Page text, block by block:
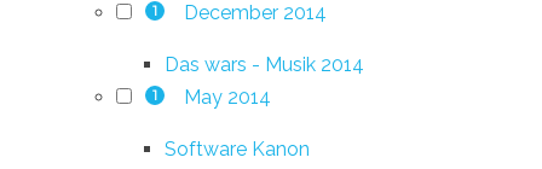
1 December 2014
Das wars - Musik 2014
1 May 2014
Software Kanon